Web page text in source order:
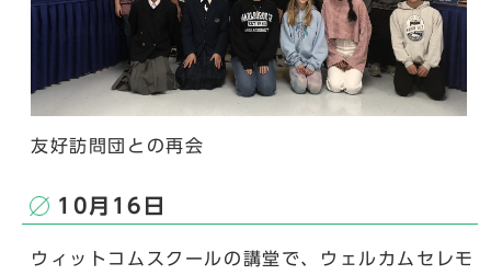
友好訪問団との再会
10月16日
ウィットコムスクールの講堂で、ウェルカムセレモ